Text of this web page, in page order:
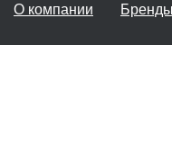
О компании Бренды